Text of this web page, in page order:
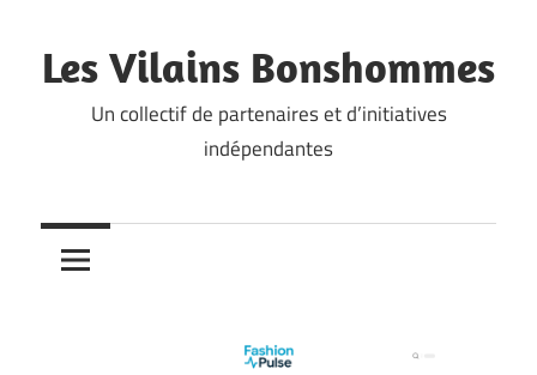
to
content
Les Vilains Bonshommes
Un collectif de partenaires et d’initiatives
indépendantes